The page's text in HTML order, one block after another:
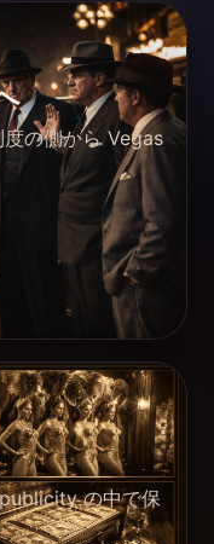
の側から Vegas
の中で保